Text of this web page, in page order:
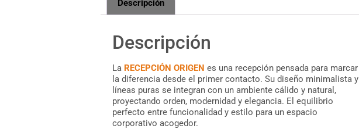
Descripción
Descripción
La RECEPCIÓN ORIGEN es una recepción pensada para marcar
la diferencia desde el primer contacto. Su diseño minimalista y
líneas puras se integran con un ambiente cálido y natural,
proyectando orden, modernidad y elegancia. El equilibrio
perfecto entre funcionalidad y estilo para un espacio
corporativo acogedor.